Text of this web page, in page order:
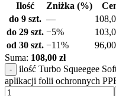
Ilość
Zniżka (%)
do 9 szt. —
do 29 szt. −5%
od 30 szt. −11% 96,00
Suma: 108,00 zł
ilość Turbo Squeegee
aplikacji folii ochronnych